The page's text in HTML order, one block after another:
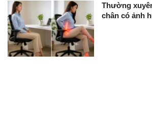
Thường
chân có ảnh